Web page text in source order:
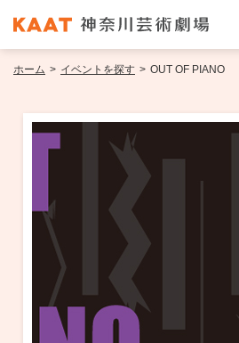
イベントを探す
・ イベント一覧
・ イベントカレンダー
ご来場案内
ホーム > イベントを探す > OUT OF PIANO